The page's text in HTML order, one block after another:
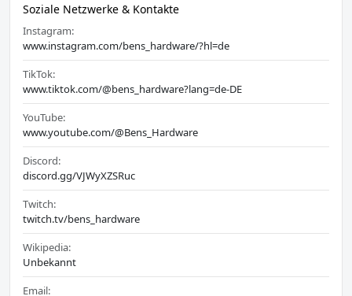
Soziale Netzwerke & Kontakte
Instagram:
www.instagram.com/bens_hardware/?hl=de
TikTok:
www.tiktok.com/@bens_hardware?lang=de-DE
YouTube:
www.youtube.com/@Bens_Hardware
Discord:
discord.gg/VJWyXZSRuc
Twitch:
twitch.tv/bens_hardware
Wikipedia:
Unbekannt
Email: